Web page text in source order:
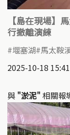
【島在現場】
行撤離演練
堰塞湖 馬太鞍
2025-10-18 15:41
與 "淤泥" 相關報